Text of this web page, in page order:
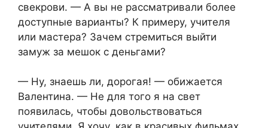
свекрови. — А вы не рассматривали более
доступные варианты? К примеру, учителя
или мастера? Зачем стремиться выйти
замуж за мешок с деньгами?
— Ну, знаешь ли, дорогая! — обижается
Валентина. — Не для того я на свет
появилась, чтобы довольствоваться